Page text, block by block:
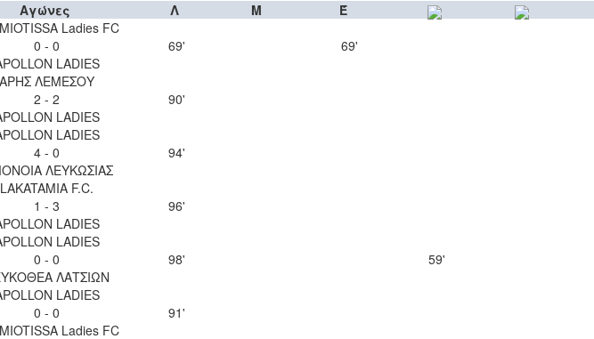
Αγώνες Λ Μ
Έ
Ladies FC
0 - 0
LADIES
69'
69'
ΑΡΗΣ ΛΕΜΕΣΟΥ
2 - 2
LADIES
90'
LADIES
4 - 0
ΛΕΥΚΩΣΙΑΣ
94'
LAKATAMIA F.C.
1 - 3
LADIES
96'
LADIES
0 - 0
ΛΑΤΣΙΩΝ
98'
59'
LADIES
0 - 0
Ladies FC
91'